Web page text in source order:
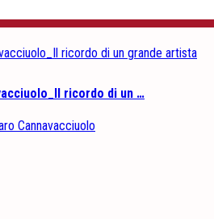
ricordo di un …
Cannavacciuolo